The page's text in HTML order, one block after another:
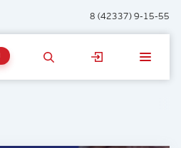
8 (42337) 9-15-55